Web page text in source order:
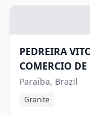
PEDREIRA
COMERCIO
Paraíba, Brazil
Granite